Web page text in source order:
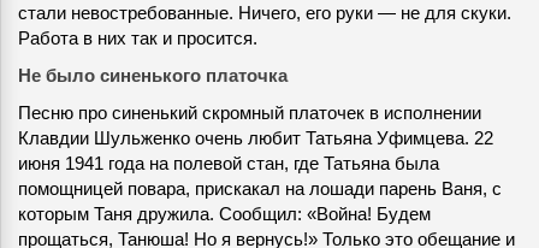
стали невостребованные. Ничего, его руки — не для скуки.
Работа в них так и просится.
Не было синенького платочка
Песню про синенький скромный платочек в исполнении
Клавдии Шульженко очень любит Татьяна Уфимцева. 22
июня 1941 года на полевой стан, где Татьяна была
помощницей повара, прискакал на лошади парень Ваня, с
которым Таня дружила. Сообщил: «Война! Будем
прощаться, Танюша! Но я вернусь!» Только это обещание и